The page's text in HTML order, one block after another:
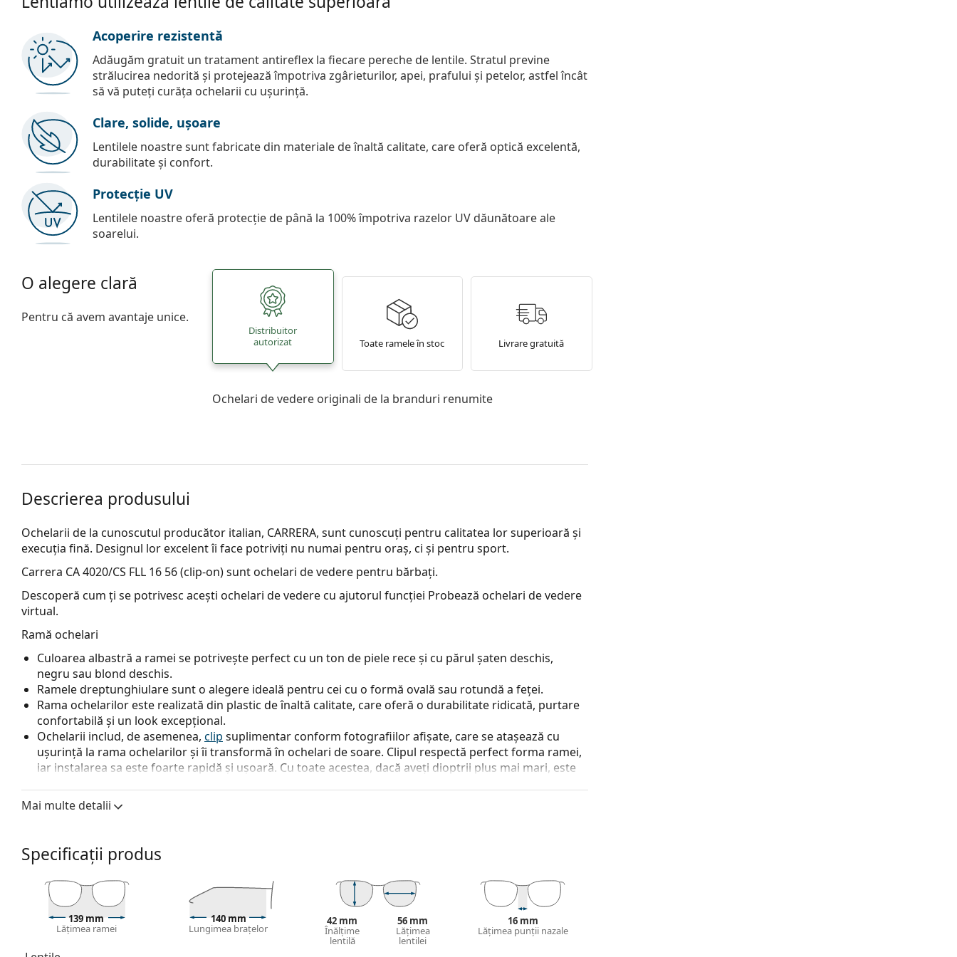
Acoperire rezistentă
Adăugăm gratuit un tratament antireflex la fiecare pereche de lentile. Stratul previne
strălucirea nedorită și protejează împotriva zgârieturilor, apei, prafului și petelor, astfel încât
să vă puteți curăța ochelarii cu ușurință.
Clare, solide, ușoare
Lentilele noastre sunt fabricate din materiale de înaltă calitate, care oferă optică excelentă,
durabilitate și confort.
Protecție UV
Lentilele noastre oferă protecție de până la 100% împotriva razelor UV dăunătoare ale
soarelui.
O alegere clară
Pentru că avem avantaje unice.
Distribuitor
autorizat
Toate ramele în stoc Livrare gratuită
Ochelari de vedere originali de la branduri renumite
Descrierea produsului
Ochelarii de la cunoscutul producător italian, CARRERA, sunt cunoscuți pentru calitatea lor superioară și
execuția fină. Designul lor excelent îi face potriviți nu numai pentru oraș, ci și pentru sport.
Carrera CA 4020/CS FLL 16 56 (clip-on)sunt ochelari de vedere pentru bărbați.
Descoperă cum ți se potrivesc acești ochelari de vedere cu ajutorul funcției Probează ochelari de vedere
virtual.
Ramă ochelari
Culoarea albastră a ramei se potrivește perfect cu un ton de piele rece și cu părul șaten deschis,
negru sau blond deschis.
Ramele dreptunghiulare sunt o alegere ideală pentru cei cu o formă ovală sau rotundă a feței.
Rama ochelarilor este realizată din plastic de înaltă calitate, care oferă o durabilitate ridicată, purtare
confortabilă și un look excepțional.
Ochelarii includ, de asemenea, clip suplimentar conform fotografiilor afișate, care se atașează cu
ușurință la rama ochelarilor și îi transformă în ochelari de soare. Clipul respectă perfect forma ramei,
iar instalarea sa este foarte rapidă și ușoară. Cu toate acestea, dacă aveți dioptrii plus mai mari, este
frontală a lentilelor și să se potrivească corect pe ramă.
Ochelarii cu ramă întreagă au cele mai comune tipuri de rame care constau dintr-o față a ramei și
avantajele lor putem menționa rezistența, durabilitatea, faptul că înglobează complet lentila și, în
principal, protecția lor împotriva deteriorării. Acest tip de rame este potrivit pentru toate lentilele,
inclusiv cele cu putere optică mai mare.
Accesorii
Livrăm ochelarii în husa lor originală. Culoarea husei și designul acesteia pot varia.
Laveta furnizată este ideală pentru curățarea și îngrijirea ochelarilor. Este posibil ca unele modele să
Mai multe detalii
Specificații produs
139 mm
Lățimea ramei
140 mm
Lungimea brațelor
42 mm
Înălțime
lentilă
56 mm
Lățimea
lentilei
16 mm
Lățimea punții nazale